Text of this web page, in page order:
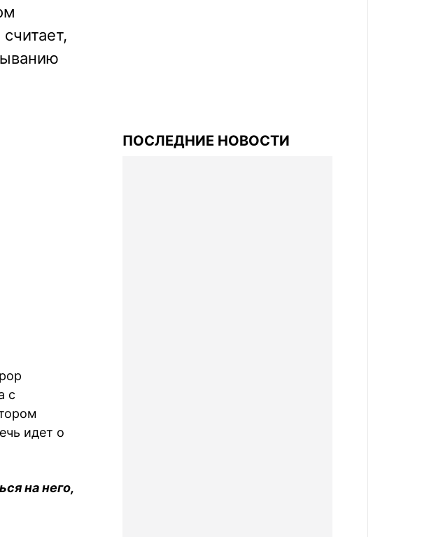
с
идет о
на него,
ПОСЛЕДНИЕ НОВОСТИ